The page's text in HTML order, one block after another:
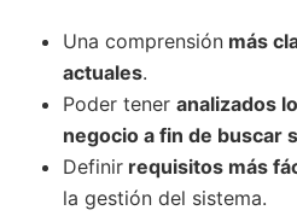
Una comprensión más
actuales.
Poder teneranalizados
negocio a fin de buscar
Definir requisitos más
la gestión del sistema.